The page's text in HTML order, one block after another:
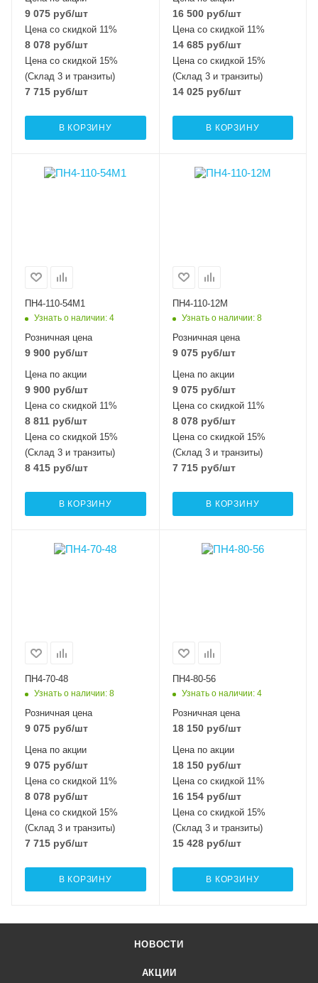
9 075 руб/шт
Цена со скидкой 11%
8 078 руб/шт
Цена со скидкой 15%
(Склад 3 и транзиты)
7 715 руб/шт
В КОРЗИНУ
16 500руб/шт
Цена со скидкой 11%
14 685руб/шт
Цена со скидкой 15%
(Склад 3 и транзиты)
14 025руб/шт
В КОРЗИНУ
ПН4-110-54М1
Узнать о наличии: 4
Розничная цена
9 900 руб/шт
Цена по акции
9 900 руб/шт
Цена со скидкой 11%
8 811 руб/шт
Цена со скидкой 15%
(Склад 3 и транзиты)
8 415 руб/шт
В КОРЗИНУ
ПН4-110-12М
Узнать о наличии: 8
Розничная цена
9 075руб/шт
Цена по акции
9 075руб/шт
Цена со скидкой 11%
8 078руб/шт
Цена со скидкой 15%
(Склад 3 и транзиты)
7 715руб/шт
В КОРЗИНУ
ПН4-70-48
Узнать о наличии: 8
Розничная цена
9 075 руб/шт
Цена по акции
9 075 руб/шт
Цена со скидкой 11%
8 078 руб/шт
Цена со скидкой 15%
(Склад 3 и транзиты)
7 715 руб/шт
В КОРЗИНУ
ПН4-80-56
Узнать о наличии: 4
Розничная цена
18 150руб/шт
Цена по акции
18 150руб/шт
Цена со скидкой 11%
16 154руб/шт
Цена со скидкой 15%
(Склад 3 и транзиты)
15 428руб/шт
В КОРЗИНУ
НОВОСТИ
АКЦИИ